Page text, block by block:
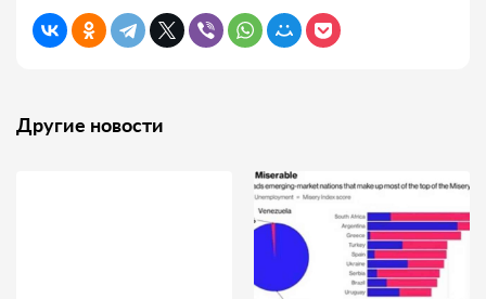
Другие новости